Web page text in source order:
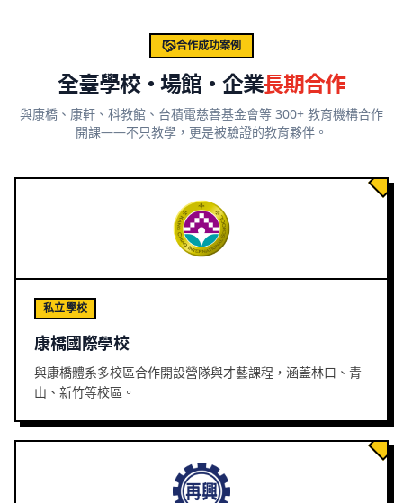
合作成功案例
全臺學校・場館・企業長期合作
與康橋、康軒、科教館、台積電慈善基金會等 300+ 教育機構合作
開課——不只教學，更是被驗證的教育夥伴。
私立學校
康橋國際學校
與康橋體系多校區合作開設營隊與才藝課程，涵蓋林口、青
山、新竹等校區。